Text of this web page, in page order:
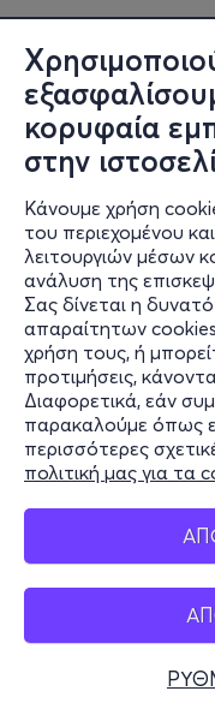
κορυφαία
στην
Κάνουμε χρήση
του περιεχομένου
λειτουργιών μέσων
ανάλυση της
Σας δίνεται η
απαραίτητων
χρήση τους, ή
προτιμήσεις,
Διαφορετικά, εάν
παρακαλούμε όπως
περισσότερες
πολιτική μας για τα